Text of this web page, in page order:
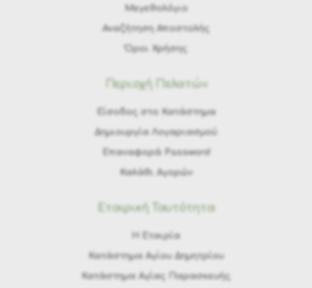
Μεγεθολόγιο
Αναζήτηση Αποστολής
Όροι Χρήσης
Περιοχή Πελατών
Είσοδος στο Κατάστημα
Δημιουργία Λογαριασμού
Επαναφορά Password
Καλάθι Αγορών
Εταιρική Ταυτότητα
H Εταιρία
Κατάστημα Αγίου Δημητρίου
Κατάστημα Αγίας Παρασκευής